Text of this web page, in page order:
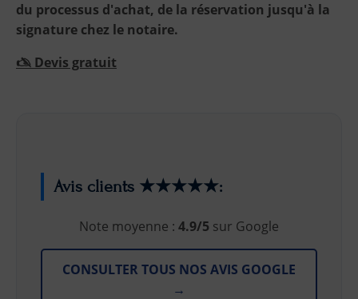
du processus d'achat, de la réservation jusqu'à la
signature chez le notaire.
🖎 Devis gratuit
Avis clients ★★★★★:
Note moyenne : 4.9/5 sur Google
CONSULTER TOUS NOS AVIS GOOGLE
→